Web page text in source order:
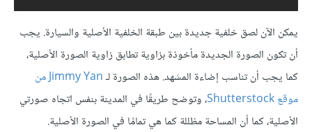
يمكن الآن لصق خلفية جديدة بين طبقة الخلفية الأصلية والسيارة. يجب
أن تكون الصورة الجديدة مأخوذة بزاوية تطابق زاوية الصورة الأصلية،
كما يجب أن تناسب إضاءة المشهد. هذه الصورة لـ
Jimmy Yan من
موقع Shutterstock
، وتوضح طريقًا في المدينة بنفس اتجاه صورتي
الأصلية، كما أن المساحة مظللة كما هي تمامًا في الصورة الأصلية.